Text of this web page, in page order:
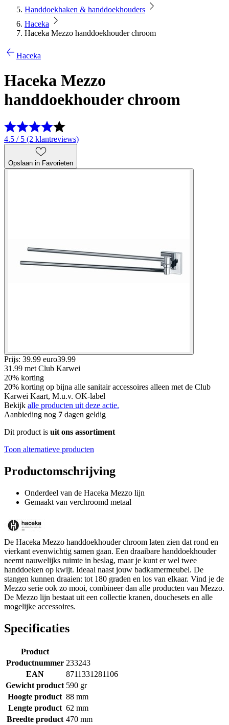
Handdoekhaken & handdoekhouders
Haceka
Haceka Mezzo handdoekhouder chroom
Haceka
Haceka Mezzo
handdoekhouder chroom
4.5 / 5 (2 klantreviews)
Opslaan in Favorieten
Prijs: 39.99 euro39.99
31.99 met Club Karwei
20% korting
20% korting op bijna alle sanitair accessoires alleen met de Club
Karwei Kaart, M.u.v. OK-label
Bekijk alle producten uit deze actie.
Aanbieding nog 7 dagen geldig
Dit product is uit ons assortiment
Toon alternatieve producten
Productomschrijving
Onderdeel van de Haceka Mezzo lijn
Gemaakt van verchroomd metaal
De Haceka Mezzo handdoekhouder chroom laten zien dat rond en
vierkant evenwichtig samen gaan. Een draaibare handdoekhouder
neemt nauwelijks ruimte in beslag, maar je kunt er wel twee
handdoeken op kwijt. Ideaal naast jouw badkamermeubel. De
stangen kunnen draaien: tot 180 graden en los van elkaar. Vind je de
Mezzo serie ook zo mooi, combineer dan alle producten van Mezzo.
De Mezzo lijn bestaat uit een collectie kranen, douchesets en alle
mogelijke accessoires.
Specificaties
Product
Productnummer 233243
EAN
8711331281106
Gewicht product 590 gr
Hoogte product 88 mm
Lengte product 62 mm
Breedte product 470 mm